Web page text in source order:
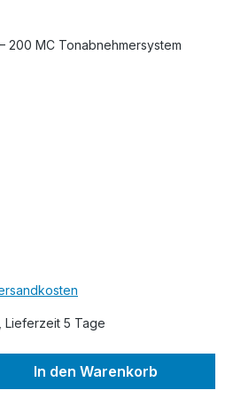
Lieferzeit 5 Tage
Gib den
In den Warenkorb